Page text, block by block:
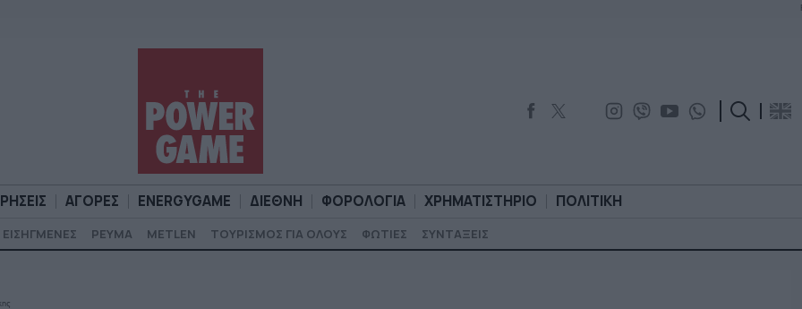
ΑΓΟΡΕΣ ENERGYGAME ΔΙΕΘΝΗ ΦΟΡΟΛΟΓΙΑ ΧΡΗΜΑΤΙΣΤΗΡΙΟ ΠΟΛΙΤΙΚΗ
ΕΙΣΗΓΜΕΝΕΣ ΡΕΥΜΑ METLEN ΤΟΥΡΙΣΜΟΣ ΓΙΑ ΟΛΟΥΣ ΦΩΤΙΕΣ ΣΥΝΤΑΞΕΙΣ